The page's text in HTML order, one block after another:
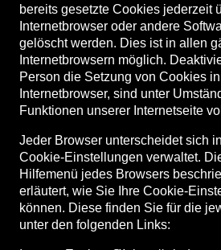
bereits gesetzte Cookies jederzeit
Internetbrowser oder andere
gelöscht werden. Dies ist in allen
Internetbrowsern möglich.
Person die Setzung von Cookies
Internetbrowser, sind unter
Funktionen unserer Internetseite
Jeder Browser unterscheidet sich
Cookie-Einstellungen verwaltet.
Hilfemenü jedes Browsers
erläutert, wie Sie Ihre Cookie-
können. Diese finden Sie für die
unter den folgenden Links: